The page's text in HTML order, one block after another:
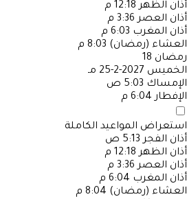
أذان الظهر 12:18 م
أذان العصر 3:36 م
أذان المغرب 6:03 م
العشاء (رمضان) 8:03 م
رمضان 18
الخميس 2027-2-25 مـ
الإمساك 5:03 ص
الإفطار 6:04 م
استعراض المواعيد الكاملة
أذان الفجر 5:13 ص
أذان الظهر 12:18 م
أذان العصر 3:36 م
أذان المغرب 6:04 م
العشاء (رمضان) 8:04 م